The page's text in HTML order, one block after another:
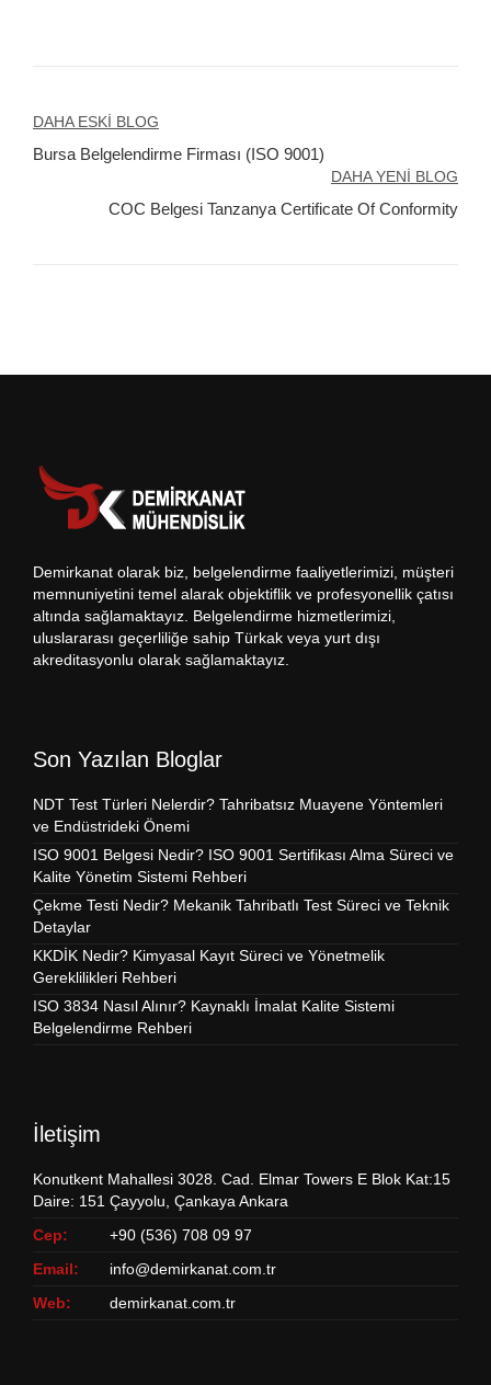
Yazı
gezinmesi
DAHA ESKI BLOG
Bursa Belgelendirme Firması (ISO 9001)
DAHA YENI BLOG
COC Belgesi Tanzanya Certificate Of Conformity
Demirkanat olarak biz, belgelendirme faaliyetlerimizi, müşteri
memnuniyetini temel alarak objektiflik ve profesyonellik çatısı
altında sağlamaktayız. Belgelendirme hizmetlerimizi,
uluslararası geçerliliğe sahip Türkak veya yurt dışı
akreditasyonlu olarak sağlamaktayız.
Son Yazılan Bloglar
NDT Test Türleri Nelerdir? Tahribatsız Muayene Yöntemleri
ve Endüstrideki Önemi
ISO 9001 Belgesi Nedir? ISO 9001 Sertifikası Alma Süreci ve
Kalite Yönetim Sistemi Rehberi
Çekme Testi Nedir? Mekanik Tahribatlı Test Süreci ve Teknik
Detaylar
KKDİK Nedir? Kimyasal Kayıt Süreci ve Yönetmelik
Gereklilikleri Rehberi
ISO 3834 Nasıl Alınır? Kaynaklı İmalat Kalite Sistemi
Belgelendirme Rehberi
İletişim
Konutkent Mahallesi 3028. Cad. Elmar Towers E Blok Kat:15
Daire: 151 Çayyolu, Çankaya Ankara
Cep:
+90 (536) 708 09 97
Email:
info@demirkanat.com.tr
Web:
demirkanat.com.tr